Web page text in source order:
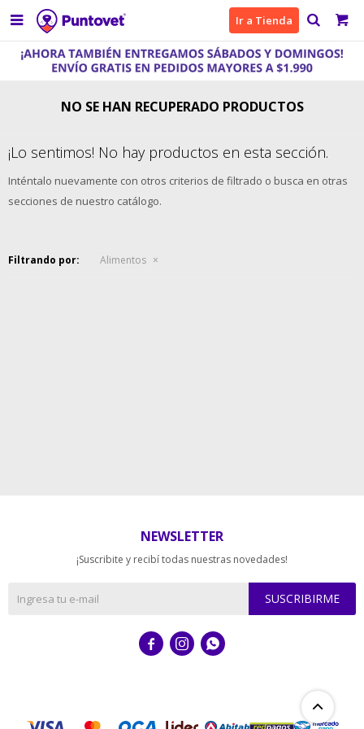
 Ir a Tienda
NO SE HAN RECUPERADO PRODUCTOS
¡Lo sentimos! No hay productos en esta sección.
Inténtalo nuevamente con otros criterios de filtrado o busca en otras
secciones de nuestro catálogo.
Filtrando por: Alimentos
NEWSLETTER
¡Suscribite y recibí todas nuestras novedades!
SUSCRIBIRME
  